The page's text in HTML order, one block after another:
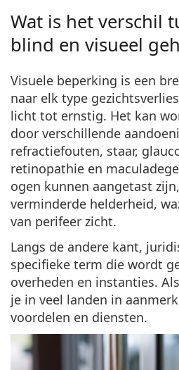
Wat is het verschil
blind en visueel
Visuele beperking is een
naar elk type
licht tot ernstig. Het kan
door verschillende
refractiefouten, staar,
retinopathie en
ogen kunnen aangetast
verminderde helderheid,
van perifeer zicht.
Langs de andere kant,
specifieke term die wordt
overheden en instanties.
je in veel landen in
voordelen en diensten.